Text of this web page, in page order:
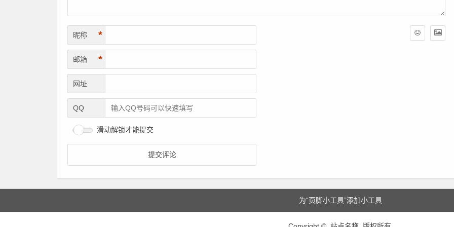
昵称 *
邮箱 *
网址
QQ
滑动解锁才能提交
为“页脚小工具”添加小工具